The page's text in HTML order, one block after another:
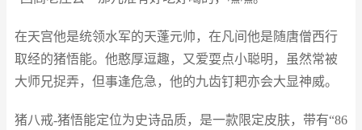
在天宫他是统领水军的天蓬元帅，在凡间他是随唐僧西行
取经的猪悟能。他憨厚逗趣，又爱耍点小聪明，虽然常被
大师兄捉弄，但事逢危急，他的九齿钉耙亦会大显神威。
猪八戒-猪悟能定位为史诗品质，是一款限定皮肤，带有“86